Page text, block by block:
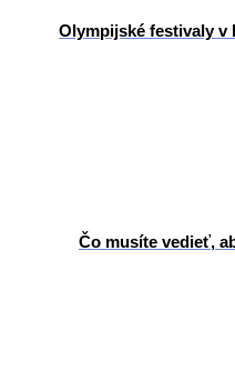
Olympijské festivaly
Čo musíte vedieť,